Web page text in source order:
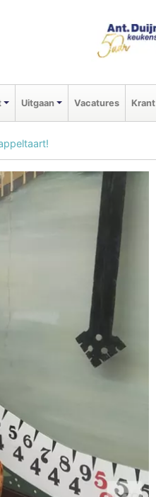
Uitgaan Vacatures Krant